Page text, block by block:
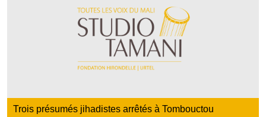
Trois présumés jihadistes arrêtés à Tombouctou